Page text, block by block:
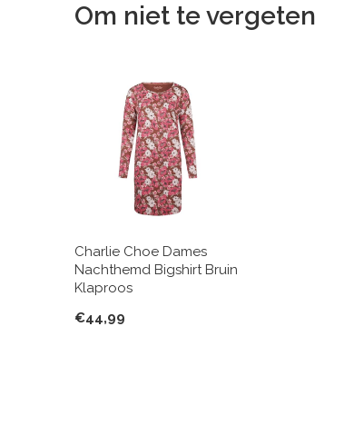
Om niet te vergeten
Charlie Choe Dames
Nachthemd Bigshirt Bruin
Klaproos
€44,99